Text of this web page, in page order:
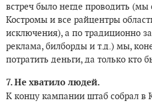
встреч было негде проводить
Костромы и все райцентры
исключения), а по традиционно
реклама, билборды и т.д.) мы,
потратить деньги, да только кто
7. Не хватило людей.
К концу кампании штаб собрал в